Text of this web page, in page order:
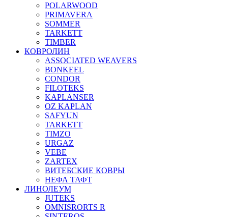
POLARWOOD
PRIMAVERA
SOMMER
TARKETT
TIMBER
КОВРОЛИН
ASSOCIATED WEAVERS
BONKEEL
CONDOR
FILOTEKS
KAPLANSER
OZ KAPLAN
SAFYUN
TARKETT
TIMZO
URGAZ
VEBE
ZARTEX
ВИТЕБСКИЕ КОВРЫ
НЕФА ТАФТ
ЛИНОЛЕУМ
JUTEKS
OMNISRORTS R